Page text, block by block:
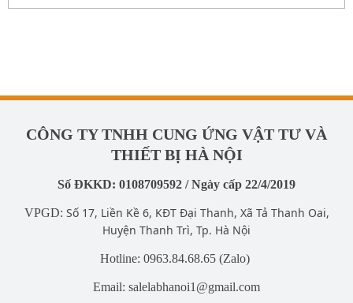
CÔNG TY TNHH CUNG ỨNG VẬT TƯ VÀ
THIẾT BỊ HÀ NỘI
Số ĐKKD: 0108709592 / Ngày cấp 22/4/2019
VPGD: Số 17, Liền Kề 6, KĐT Đại Thanh, Xã Tả Thanh Oai,
Huyện Thanh Trì, Tp. Hà Nội
Hotline: 0963.84.68.65 (Zalo)
Email: salelabhanoi1@gmail.com